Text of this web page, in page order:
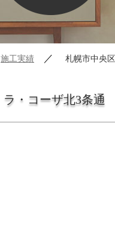
施工実績 ／ 札幌市中央区
ラ・コーザ北3条通